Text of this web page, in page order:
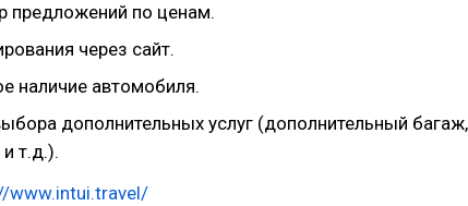
предложений по ценам.
через сайт.
наличие автомобиля.
дополнительных услуг (дополнительный багаж,
т.д.).
www.intui.travel/